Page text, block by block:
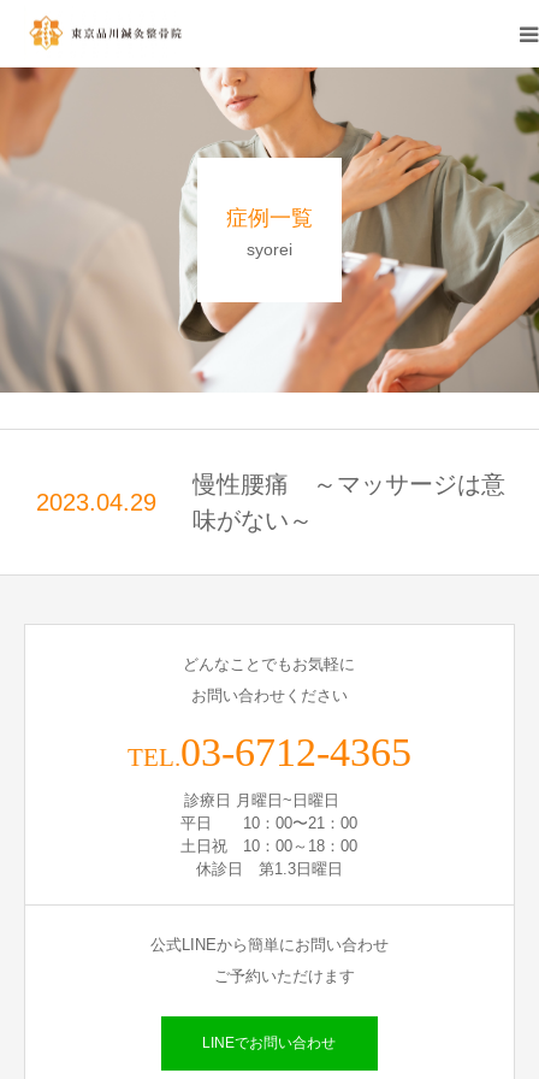
症例一覧
syorei
2023.04.29
慢性腰痛 ～マッサージは意
味がない～
どんなことでもお気軽に
お問い合わせください
TEL.03-6712-4365
診療日 月曜日~日曜日
平日 10：00〜21：00
土日祝 10：00～18：00
休診日 第1.3日曜日
公式LINEから簡単にお問い合わせ
ご予約いただけます
LINEでお問い合わせ
お問い合わせ